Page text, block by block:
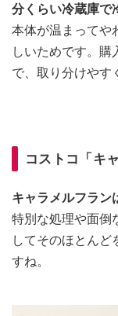
分くらい冷蔵庫で
本体が温まってや
しいためです。購
で、取り分けやす
コストコ「キ
キャラメルフラン
特別な処理や面倒
してそのほとん
すね。